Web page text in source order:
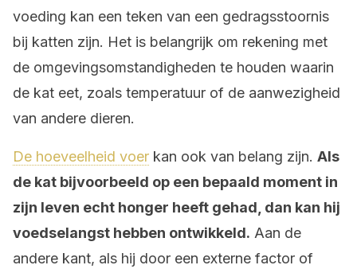
voeding kan een teken van een gedragsstoornis
bij katten zijn. Het is belangrijk om rekening met
de omgevingsomstandigheden te houden waarin
de kat eet, zoals temperatuur of de aanwezigheid
van andere dieren.
De hoeveelheid voer kan ook van belang zijn. Als
de kat bijvoorbeeld op een bepaald moment in
zijn leven echt honger heeft gehad, dan kan hij
voedselangst hebben ontwikkeld. Aan de
andere kant, als hij door een externe factor of